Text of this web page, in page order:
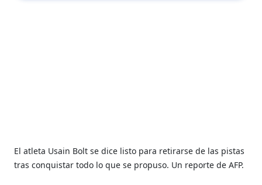
El atleta Usain Bolt se dice listo para retirarse de las pistas
tras conquistar todo lo que se propuso. Un reporte de AFP.